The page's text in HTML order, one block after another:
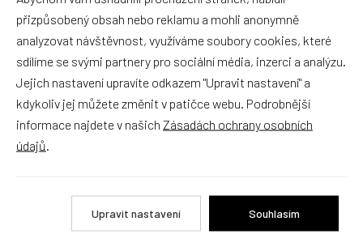
Položit dotaz
Recenze v detailu produktu a texty od zákazníků v poradně
odrážejí výhradně názory a stanoviska zákazníků. Provozovatel
e-shopu Dráček.cz texty zákazníků předem neschvaluje ani
neověřuje.
Zatím zde nejsou žádné dotazy. Buďte první, kdo se zeptá!
přizpůsobený obsah nebo reklamu a mohli anonymně
analyzovat návštěvnost, využíváme soubory cookies, které
sdílíme se svými partnery pro sociální média, inzerci a analýzu.
Jejich nastavení upravíte odkazem "Upravit nastavení" a
kdykoliv jej můžete změnit v patičce webu. Podrobnější
informace najdete v našich Zásadách ochrany osobních
údajů
Upravit nastavení Souhlasím